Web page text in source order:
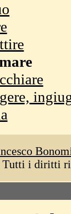
Tutti i diritti